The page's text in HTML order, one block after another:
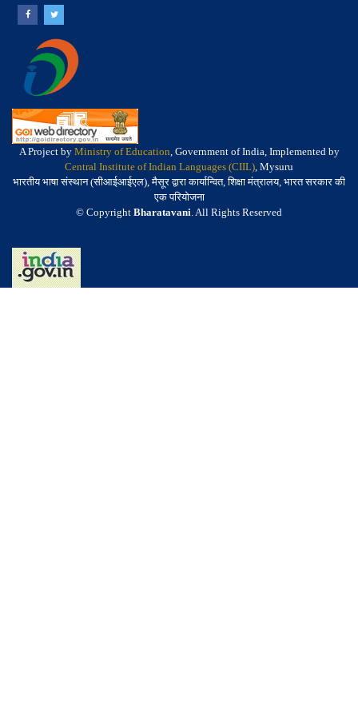
A Project by Ministry of Education, Government of India, Implemented by
Central Institute of Indian Languages (CIIL), Mysuru
भारतीय भाषा संस्थान (सीआईआईएल), मैसूर द्वारा कार्यान्वित, शिक्षा मंत्रालय, भारत सरकार की
एक परियोजना
© Copyright Bharatavani. All Rights Reserved